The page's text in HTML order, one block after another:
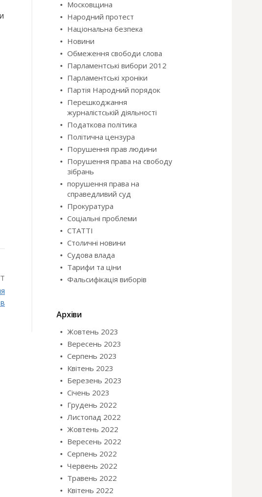
Московщина
Народний протест
Національна безпека
Новини
Обмеження свободи слова
Парламентські вибори 2012
Парламентські хроніки
Партія Народний порядок
Перешкоджання
журналістській діяльності
Податкова політика
Політична цензура
Порушення прав людини
Порушення права на свободу
зібрань
порушення права на
справедливий суд
Прокуратура
Соціальні проблеми
СТАТТІ
Столичні новини
Судова влада
Тарифи та ціни
Фальсифікація виборів
Архіви
Жовтень 2023
Вересень 2023
Серпень 2023
Квітень 2023
Березень 2023
Січень 2023
Грудень 2022
Листопад 2022
Жовтень 2022
Вересень 2022
Серпень 2022
Червень 2022
Травень 2022
Квітень 2022